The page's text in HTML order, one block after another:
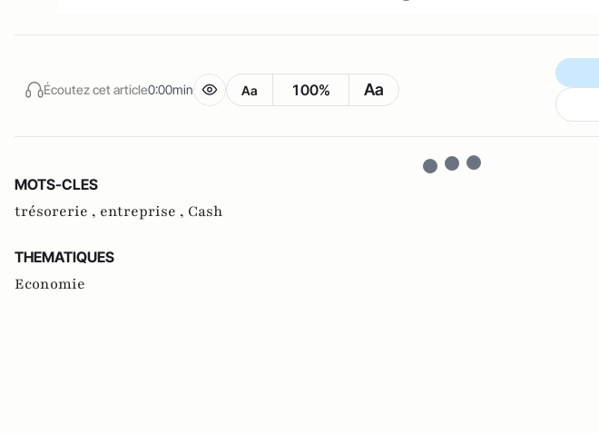
Écoutez cet article0:00min Aa 100% Aa
MOTS-CLES
trésorerie , entreprise , Cash
THEMATIQUES
Economie